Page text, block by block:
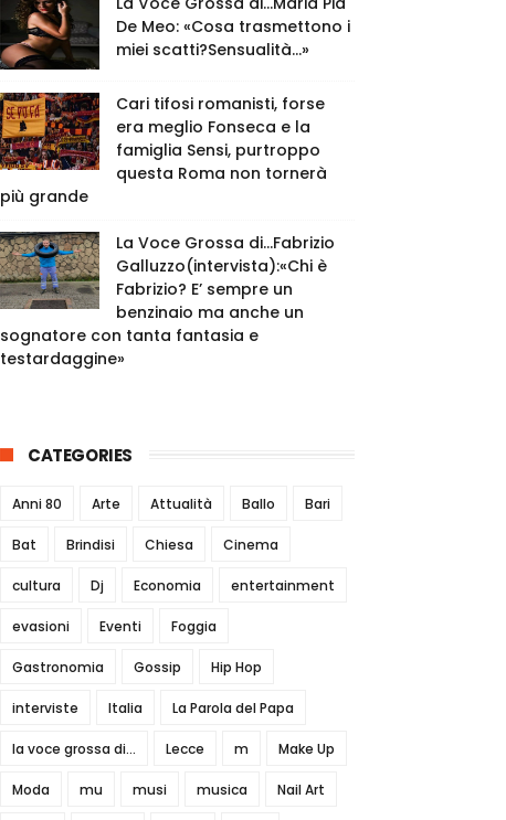
De Meo: «Cosa trasmettono i
miei scatti?Sensualità…»
Cari tifosi romanisti, forse
era meglio Fonseca e la
famiglia Sensi, purtroppo
questa Roma non tornerà
più grande
La Voce Grossa di…Fabrizio
Galluzzo(intervista):«Chi è
Fabrizio? E’ sempre un
benzinaio ma anche un
sognatore con tanta fantasia e
testardaggine»
CATEGORIES
Anni 80 Arte Attualità Ballo Bari
Bat Brindisi Chiesa Cinema
cultura Dj Economia entertainment
evasioni Eventi Foggia
Gastronomia Gossip Hip Hop
interviste Italia La Parola del Papa
la voce grossa di... Lecce m Make Up
Moda mu musi musica Nail Art